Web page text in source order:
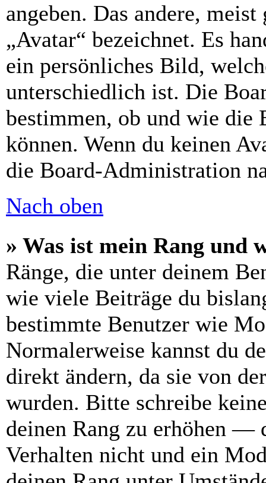
angeben. Das andere,
„Avatar“ bezeichnet. Es
ein persönliches Bild,
unterschiedlich ist. Die
bestimmen, ob und wie die
können. Wenn du keinen
die Board-Administration
Nach oben
» Was ist mein Rang und
Ränge, die unter deinem
wie viele Beiträge du
bestimmte Benutzer wie
Normalerweise kannst du
direkt ändern, da sie von
wurden. Bitte schreibe
deinen Rang zu erhöhen —
Verhalten nicht und ein